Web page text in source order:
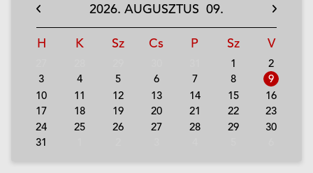
2026. AUGUSZTUS 09.
H K Sz Cs P Sz V
1
2
3
4 5 6 7 8
9
10
11 12 13 14 15
16
17
18 19 20 21 22
23
24
25 26 27 28 29
30
31